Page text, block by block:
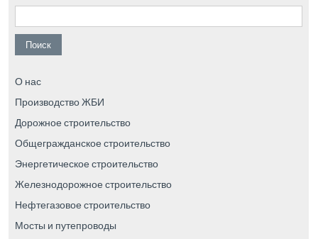
Найти:
О нас
Производство ЖБИ
Дорожное строительство
Общегражданское строительство
Энергетическое строительство
Железнодорожное строительство
Нефтегазовое строительство
Мосты и путепроводы